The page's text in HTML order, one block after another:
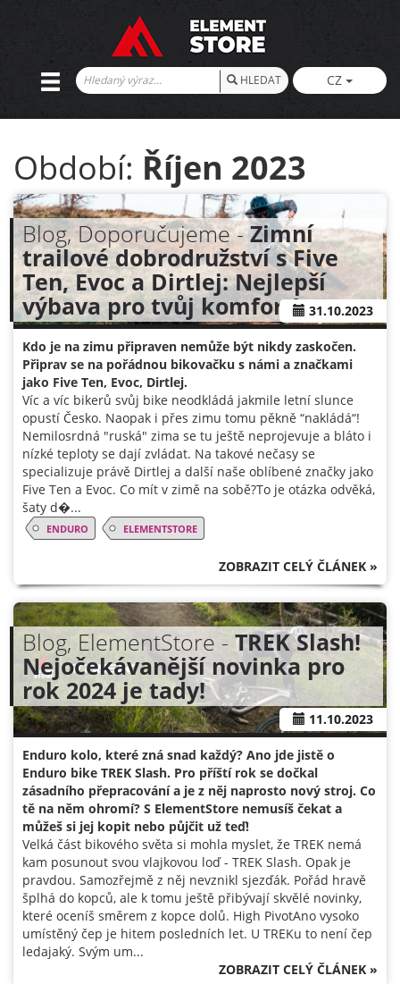
HLEDAT CZ
Období: Říjen 2023
Blog, Doporučujeme -Zimní
trailové dobrodružství s Five
Ten, Evoc a Dirtlej: Nejlepší
výbava pro tvůj komfort! 31.10.2023
Kdo je na zimu připraven nemůže být nikdy zaskočen.
Připrav se na pořádnou bikovačku s námi a značkami
jako Five Ten, Evoc, Dirtlej.
Víc a víc bikerů svůj bike neodkládá jakmile letní slunce
opustí Česko. Naopak i přes zimu tomu pěkně “nakládá“!
Nemilosrdná "ruská" zima se tu ještě neprojevuje a bláto i
nízké teploty se dají zvládat. Na takové nečasy se
specializuje právě Dirtlej a další naše oblíbené značky jako
Five Ten a Evoc. Co mít v zimě na sobě?To je otázka odvěká,
šaty d�...
ENDURO ELEMENTSTORE
ZOBRAZIT CELÝ ČLÁNEK »
Blog, ElementStore - TREK Slash!
Nejočekávanější novinka pro
rok 2024 je tady!
11.10.2023
Enduro kolo, které zná snad každý? Ano jde jistě o
Enduro bike TREK Slash. Pro příští rok se dočkal
zásadního přepracování a je z něj naprosto nový stroj. Co
tě na něm ohromí? S ElementStore nemusíš čekat a
můžeš si jej kopit nebo půjčit už teď!
Velká část bikového světa si mohla myslet, že TREK nemá
kam posunout svou vlajkovou loď - TREK Slash. Opak je
pravdou. Samozřejmě z něj nevznikl sjezďák. Pořád hravě
šplhá do kopců, ale k tomu ještě přibývají skvělé novinky,
které oceníš směrem z kopce dolů. High PivotAno vysoko
umístěný čep je hitem posledních let. U TREKu to není čep
ledajaký. Svým um...
ZOBRAZIT CELÝ ČLÁNEK »